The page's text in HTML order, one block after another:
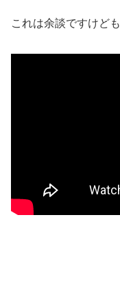
これは余談ですけど